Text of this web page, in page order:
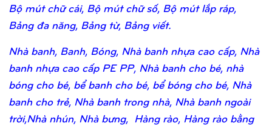
Bộ mút chữ cái, Bộ mút chữ số, Bộ mút lắp ráp,
Bảng đa năng, Bảng từ, Bảng viết.
Nhà banh, Banh, Bóng, Nhà banh nhựa cao cấp, Nhà
banh nhựa cao cấp PE PP, Nhà banh cho bé, nhà
bóng cho bé, bể banh cho bé, bể bóng cho bé, Nhà
banh cho trẻ, Nhà banh trong nhà, Nhà banh ngoài
trời,Nhà nhún, Nhà bưng, Hàng rào, Hàng rào bằng